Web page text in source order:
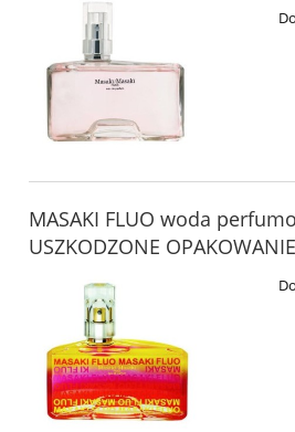
MASAKI FLUO woda
USZKODZONE